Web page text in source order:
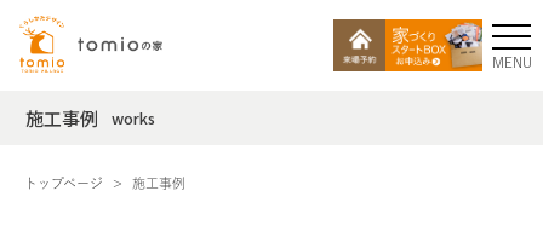
MENU
施工事例 works
トップページ 施工事例